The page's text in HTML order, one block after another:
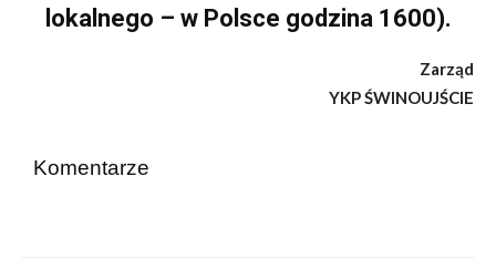
lokalnego – w Polsce godzina 1600).
Zarząd
YKP ŚWINOUJŚCIE
Komentarze